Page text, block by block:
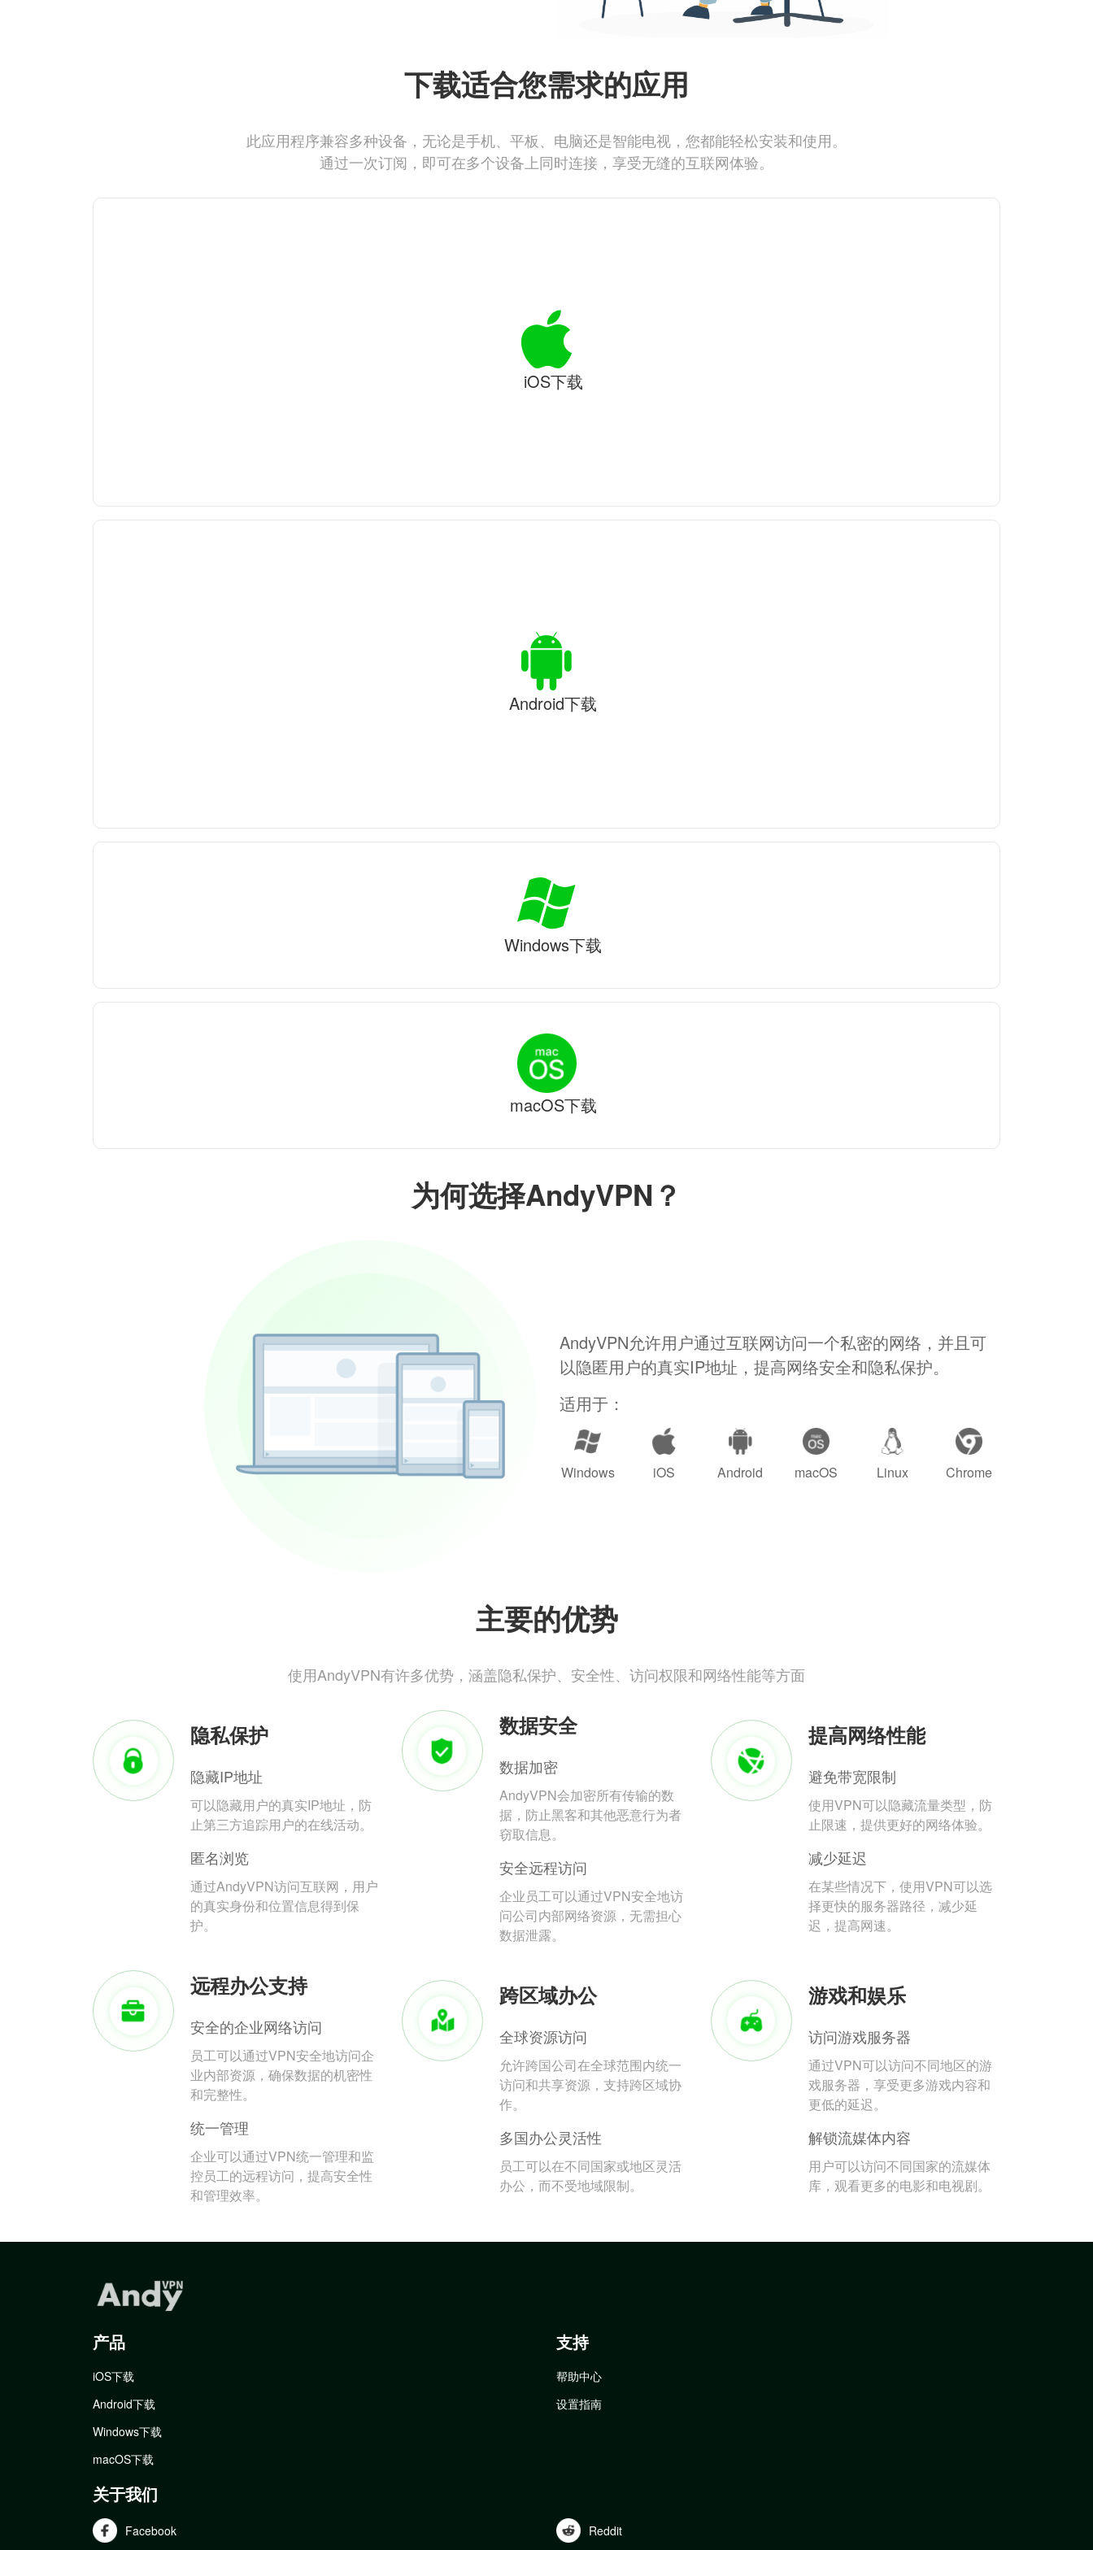
为何选择AndyVPN？
AndyVPN允许用户通过互联网访问一个私密的网络，并且可
以隐匿用户的真实IP地址，提高网络安全和隐私保护。
适用于：
Windows iOS Android macOS Linux Chrome
主要的优势
使用AndyVPN有许多优势，涵盖隐私保护、安全性、访问权限和网络性能等方面
隐私保护
隐藏IP地址
可以隐藏用户的真实IP地址，防
止第三方追踪用户的在线活动。
匿名浏览
通过AndyVPN访问互联网，用户
的真实身份和位置信息得到保
护。
数据安全
数据加密
AndyVPN会加密所有传输的数
据，防止黑客和其他恶意行为者
窃取信息。
安全远程访问
企业员工可以通过VPN安全地访
问公司内部网络资源，无需担心
数据泄露。
提高网络性能
避免带宽限制
使用VPN可以隐藏流量类型，防
止限速，提供更好的网络体验。
减少延迟
在某些情况下，使用VPN可以选
择更快的服务器路径，减少延
迟，提高网速。
远程办公支持
安全的企业网络访问
员工可以通过VPN安全地访问企
业内部资源，确保数据的机密性
和完整性。
统一管理
企业可以通过VPN统一管理和监
控员工的远程访问，提高安全性
和管理效率。
跨区域办公
全球资源访问
允许跨国公司在全球范围内统一
访问和共享资源，支持跨区域协
作。
多国办公灵活性
员工可以在不同国家或地区灵活
办公，而不受地域限制。
游戏和娱乐
访问游戏服务器
通过VPN可以访问不同地区的游
戏服务器，享受更多游戏内容和
更低的延迟。
解锁流媒体内容
用户可以访问不同国家的流媒体
库，观看更多的电影和电视剧。
下载适合您需求的应用
此应用程序兼容多种设备，无论是手机、平板、电脑还是智能电视，您都能轻松安装和使用。
通过一次订阅，即可在多个设备上同时连接，享受无缝的互联网体验。
iOS下载
Android下载
Windows下载
macOS下载
产品
iOS下载
Android下载
Windows下载
macOS下载
支持
帮助中心
设置指南
关于我们
Facebook Reddit